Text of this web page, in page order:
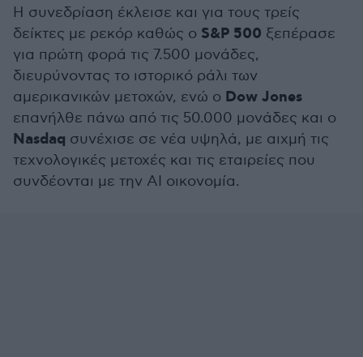
Η συνεδρίαση έκλεισε και για τους τρείς
δείκτες με ρεκόρ καθώς ο S&P 500 ξεπέρασε
για πρώτη φορά τις 7.500 μονάδες,
διευρύνοντας το ιστορικό ράλι των
αμερικανικών μετοχών, ενώ ο Dow Jones
επανήλθε πάνω από τις 50.000 μονάδες και ο
Nasdaq συνέχισε σε νέα υψηλά, με αιχμή τις
τεχνολογικές μετοχές και τις εταιρείες που
συνδέονται με την AI οικονομία.